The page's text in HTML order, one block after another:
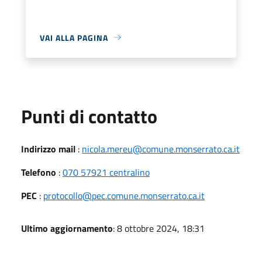
VAI ALLA PAGINA
Punti di contatto
Indirizzo mail : nicola.mereu@comune.monserrato.ca.it
Telefono :070 57921 centralino
PEC : protocollo@pec.comune.monserrato.ca.it
Ultimo aggiornamento: 8 ottobre 2024, 18:31